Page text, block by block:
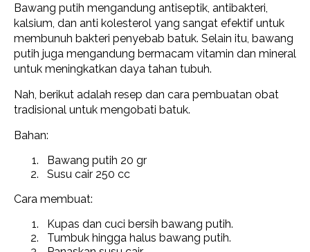
Bawang putih mengandung antiseptik, antibakteri,
kalsium, dan anti kolesterol yang sangat efektif untuk
membunuh bakteri penyebab batuk. Selain itu, bawang
putih juga mengandung bermacam vitamin dan mineral
untuk meningkatkan daya tahan tubuh.
Nah, berikut adalah resep dan cara pembuatan obat
tradisional untuk mengobati batuk.
Bahan:
Bawang putih 20 gr
Susu cair 250 cc
Cara membuat:
Kupas dan cuci bersih bawang putih.
Tumbuk hingga halus bawang putih.